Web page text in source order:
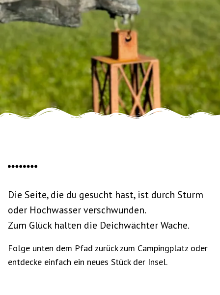
Die Seite, die du gesucht hast, ist durch Sturm
oder Hochwasser verschwunden.
Zum Glück halten die Deichwächter Wache.
Folge unten dem Pfad zurück zum Campingplatz oder
entdecke einfach ein neues Stück der Insel.